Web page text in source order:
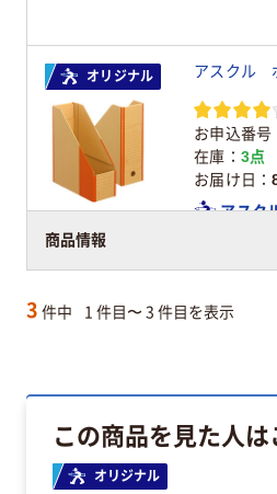
商品情報
オリジナル
お申込番号
在庫
3点
お届け日
アスク
3 件中 1 件目〜 3 件目を表示
この商品を見た人
オリジナル